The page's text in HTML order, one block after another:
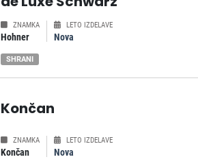
ZNAMKA
Hohner
LETO IZDELAVE
Nova
SHRANI
Končan
ZNAMKA
Končan
LETO IZDELAVE
Nova